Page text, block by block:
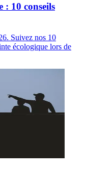
: 10 conseils
Suivez nos 10
écologique lors de